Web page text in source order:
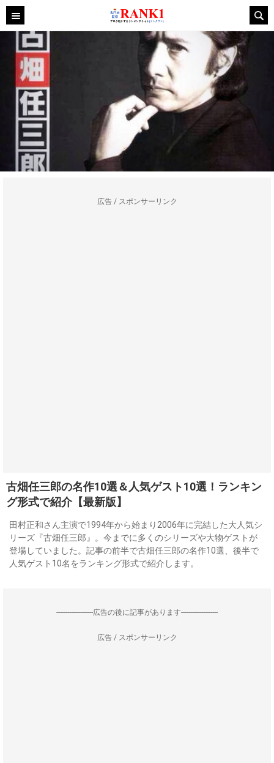
広告 / スポンサーリンク
古畑任三郎の名作10選＆人気ゲスト10選！ランキン
グ形式で紹介【最新版】
田村正和さん主演で1994年から始まり2006年に完結した大人気シ
リーズ『古畑任三郎』。今までに多くのシリーズや大物ゲストが
登場していました。記事の前半で古畑任三郎の名作10選、後半で
人気ゲスト10名をランキング形式で紹介します。
--------------------広告の後に記事があります--------------------
広告 / スポンサーリンク